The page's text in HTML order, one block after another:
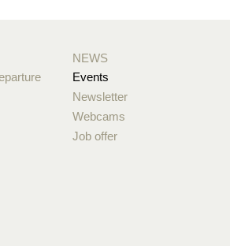
NEWS
Events
Newsletter
Webcams
Job offer